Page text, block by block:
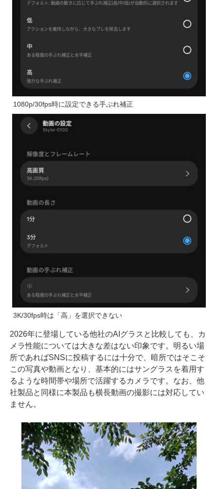
1080p/30fps時に設定できる手ぶれ補正
3K/30fps時は「高」を選択できない
2026年に登場している他社のAIグラスと比較しても、カ
メラ性能については大きな差はない印象です。明るい場
所であればSNSに投稿するには十分で、暗所ではそこそ
この写真や動画となり、基本的にはサングラスを着用す
るような時間帯や場所で活躍するカメラです。なお、他
社製品と同様に本製品も横長動画の撮影には対応してい
ません。